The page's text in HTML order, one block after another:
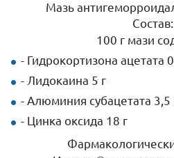
Мазь
Состав:
100 г мази
- Гидрокортизона ацетата
- Лидокаина 5 г
- Алюминия субацетата 3,5
- Цинка оксида 18 г